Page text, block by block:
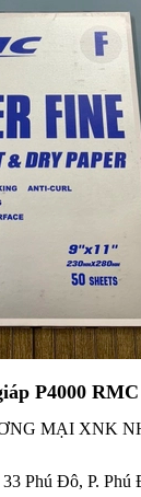
P4000
MẠI XNK
Phú Đô, P.